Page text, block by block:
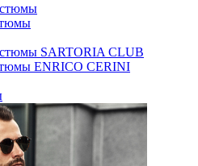
SARTORIA CLUB
ENRICO CERINI